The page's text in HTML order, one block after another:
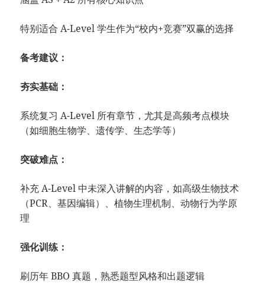
特别适合 A-Level 学生作为“校内+竞赛”双赢的选择
备考建议：
夯实基础：
系统复习 A-Level 所有章节，尤其是高频考点模块
（如细胞生物学、遗传学、生态学等）
突破难点：
补充 A-Level 中未深入讲解的内容，如高级生物技术
（PCR、基因编辑）、植物生理机制、动物行为学原
理
强化训练：
刷历年 BBO 真题，熟悉题型风格和出题逻辑